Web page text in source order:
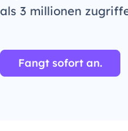
als 3 millionen
Fangt sofort an.